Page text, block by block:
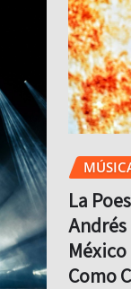
La
Andrés
México
Como